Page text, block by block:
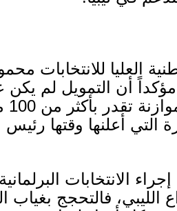
العليا للانتخابات
أن التمويل لم يكن
تقدر بأكثر من 100
التي أعلنها وقتها رئيس
الانتخابات
فالتحجج بغياب